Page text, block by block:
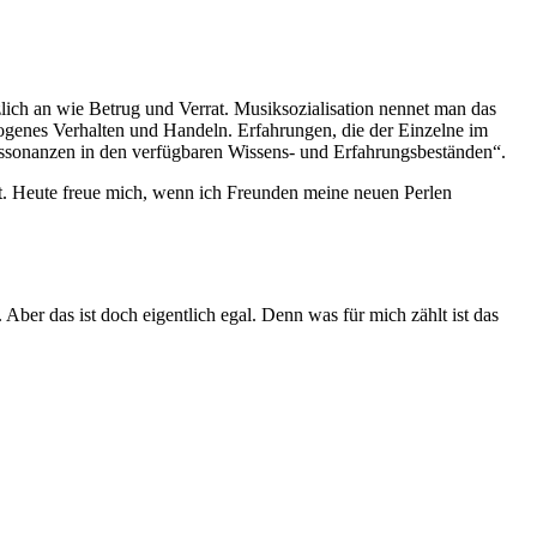
an wie Betrug und Verrat. Musiksozialisation nennet man das
Verhalten und Handeln. Erfahrungen, die der Einzelne im
in den verfügbaren Wissens- und Erfahrungsbeständen“.
freue mich, wenn ich Freunden meine neuen Perlen
das ist doch eigentlich egal. Denn was für mich zählt ist das